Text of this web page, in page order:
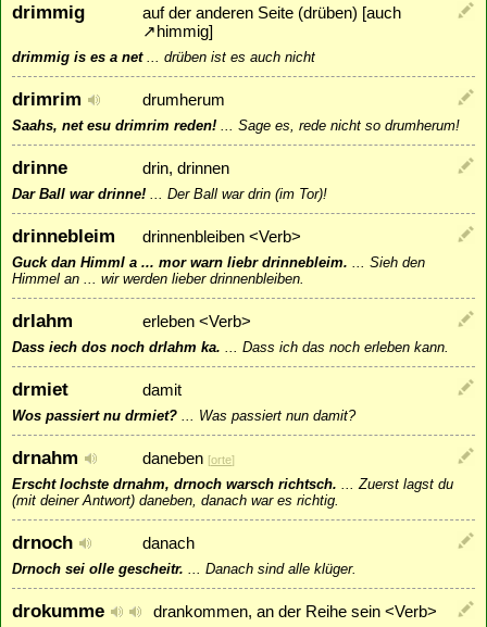
drimmig
auf der anderen Seite (drüben) [auch
↗ himmig]
drimmig is es a net... drüben ist es auch nicht
drimrim drumherum
Saahs, net esu drimrim reden! ... Sage es, rede nicht so drumherum!
drinne drin, drinnen
Dar Ball war drinne! ... Der Ball war drin (im Tor)!
drinnebleim drinnenbleiben <Verb>
Guck dan Himml a ... mor warn liebr drinnebleim. ... Sieh den
Himmel an ... wir werden lieber drinnenbleiben.
drlahm erleben <Verb>
Dass iech dos noch drlahm ka. ... Dass ich das noch erleben kann.
drmiet damit
Wos passiert nu drmiet? ... Was passiert nun damit?
drnahm daneben [orte]
Erscht lochste drnahm, drnoch warsch richtsch. ...Zuerst lagst du
(mit deiner Antwort) daneben, danach war es richtig.
drnoch danach
Drnoch sei olle gescheitr. ... Danach sind alle klüger.
drokumme drankommen, an der Reihe sein <Verb>